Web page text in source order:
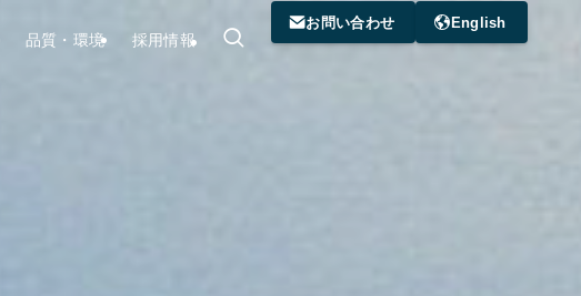
品質・環境 採用情報
お問い合わせ English